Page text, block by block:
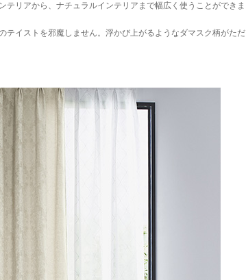
リアから、ナチュラルインテリアまで幅広く使うことができま
テイストを邪魔しません。浮かび上がるようなダマスク柄がただ